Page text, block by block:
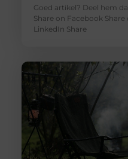
Goed artikel? Deel hem
Share on Facebook
LinkedIn Share